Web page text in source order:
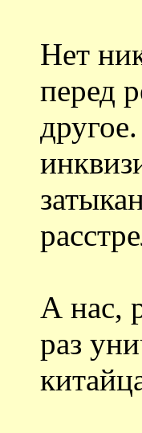
Нет
перед
А нас,
раз